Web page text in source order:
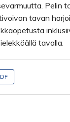
Pelin
tavan
tavalla.